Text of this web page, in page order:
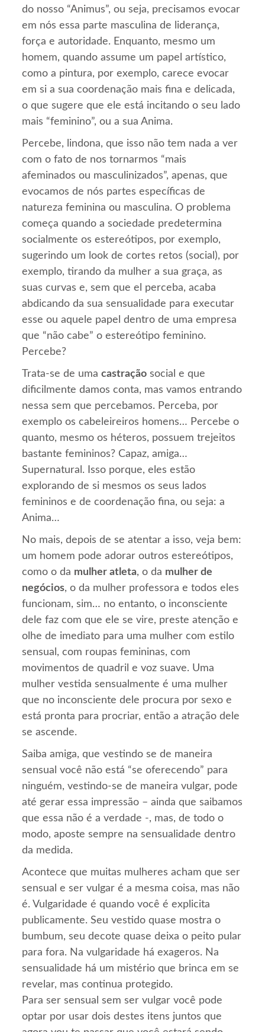
do nosso “Animus”, ou seja, precisamos evocar
em nós essa parte masculina de liderança,
força e autoridade. Enquanto, mesmo um
homem, quando assume um papel artístico,
como a pintura, por exemplo, carece evocar
em si a sua coordenação mais fina e delicada,
o que sugere que ele está incitando o seu lado
mais “feminino”, ou a sua Anima.
Percebe, lindona, que isso não tem nada a ver
com o fato de nos tornarmos “mais
afeminados ou masculinizados”, apenas, que
evocamos de nós partes específicas de
natureza feminina ou masculina. O problema
começa quando a sociedade predetermina
socialmente os estereótipos, por exemplo,
sugerindo um look de cortes retos (social), por
exemplo, tirando da mulher a sua graça, as
suas curvas e, sem que el perceba, acaba
abdicando da sua sensualidade para executar
esse ou aquele papel dentro de uma empresa
que “não cabe” o estereótipo feminino.
Percebe?
Trata-se de umacastração social e que
dificilmente damos conta, mas vamos entrando
nessa sem que percebamos. Perceba, por
exemplo os cabeleireiros homens… Percebe o
quanto, mesmo os héteros, possuem trejeitos
bastante femininos? Capaz, amiga…
Supernatural. Isso porque, eles estão
explorando de si mesmos os seus lados
femininos e de coordenação fina, ou seja: a
Anima…
No mais, depois de se atentar a isso, veja bem:
um homem pode adorar outros estereótipos,
como o da mulher atleta, o da mulher de
negócios, o da mulher professora e todos eles
funcionam, sim… no entanto, o inconsciente
dele faz com que ele se vire, preste atenção e
olhe de imediato para uma mulher com estilo
sensual, com roupas femininas, com
movimentos de quadril e voz suave. Uma
mulher vestida sensualmente é uma mulher
que no inconsciente dele procura por sexo e
está pronta para procriar, então a atração dele
se ascende.
Saiba amiga, que vestindo se de maneira
sensual você não está “se oferecendo” para
ninguém, vestindo-se de maneira vulgar, pode
até gerar essa impressão – ainda que saibamos
que essa não é a verdade -, mas, de todo o
modo, aposte sempre na sensualidade dentro
da medida.
Acontece que muitas mulheres acham que ser
sensual e ser vulgar é a mesma coisa, mas não
é. Vulgaridade é quando você é explicita
publicamente. Seu vestido quase mostra o
bumbum, seu decote quase deixa o peito pular
para fora. Na vulgaridade há exageros. Na
sensualidade há um mistério que brinca em se
revelar, mas continua protegido.
Para ser sensual sem ser vulgar você pode
optar por usar dois destes itens juntos que